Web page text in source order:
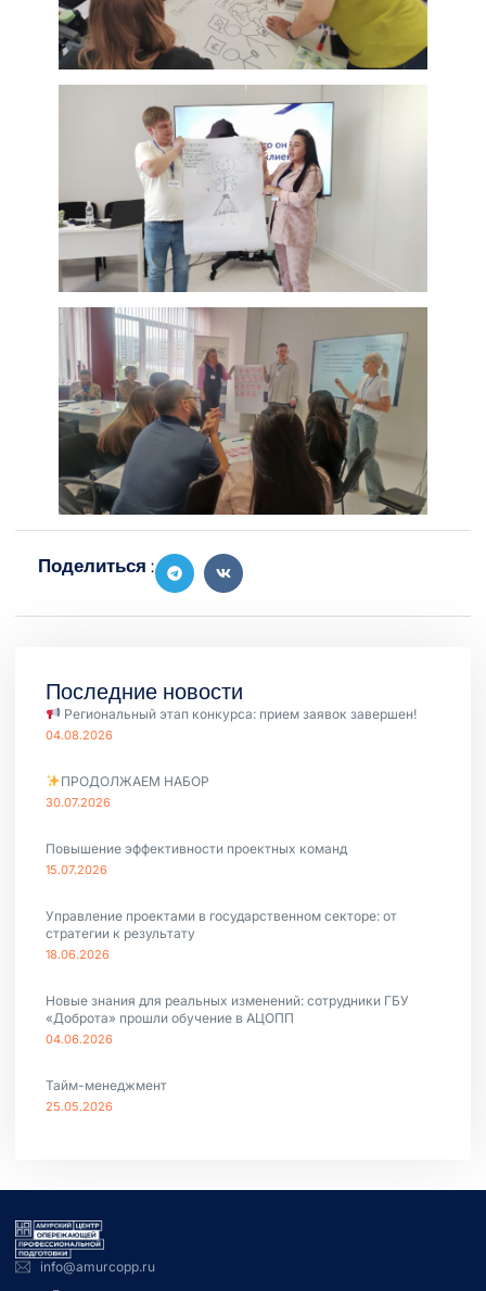
Поделиться :
Последние новости
Региональный этап конкурса: прием заявок завершен!
04.08.2026
ПРОДОЛЖАЕМ НАБОР
30.07.2026
Повышение эффективности проектных команд
15.07.2026
Управление проектами в государственном секторе: от
стратегии к результату
18.06.2026
Новые знания для реальных изменений: сотрудники ГБУ
«Доброта» прошли обучение в АЦОПП
04.06.2026
Тайм-менеджмент
25.05.2026
info@amurcopp.ru